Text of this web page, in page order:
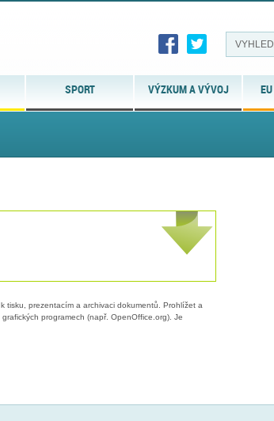
SPORT VÝZKUM A VÝVOJ
tisku, prezentacím a archivaci dokumentů. Prohlížet a
programech (např. OpenOffice.org). Je